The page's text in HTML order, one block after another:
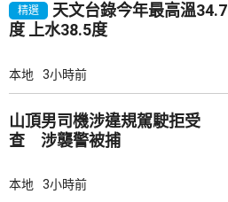
精選
天文台錄今年最高溫34.7
度 上水38.5度
本地 3小時前
山頂男司機涉違規駕駛拒受
查 涉襲警被捕
本地 3小時前